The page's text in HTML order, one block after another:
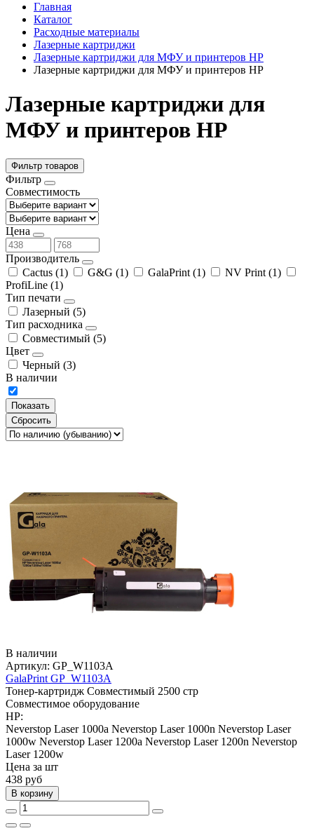
Главная
Каталог
Расходные материалы
Лазерные картриджи
Лазерные картриджи для МФУ и принтеров HP
Лазерные картриджи для МФУ и принтеров HP
Лазерные картриджи для
МФУ и принтеров HP
Фильтр товаров
Фильтр
Совместимость
Цена
Производитель
Cactus (1) G&G (1) GalaPrint (1) NV Print (1)
ProfiLine (1)
Тип печати
Лазерный (5)
Тип расходника
Совместимый (5)
Цвет
Черный (3)
В наличии
Сбросить
В наличии
Артикул: GP_W1103A
GalaPrint GP_W1103A
Тонер-картридж Совместимый 2500 стр
Совместимое оборудование
HP:
Neverstop Laser 1000a Neverstop Laser 1000n Neverstop Laser
1000w Neverstop Laser 1200a Neverstop Laser 1200n Neverstop
Laser 1200w
Цена за шт
438 руб
В корзину